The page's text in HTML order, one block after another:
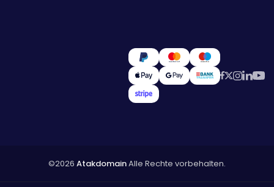
©2026 AtakdomainAlle Rechte vorbehalten.